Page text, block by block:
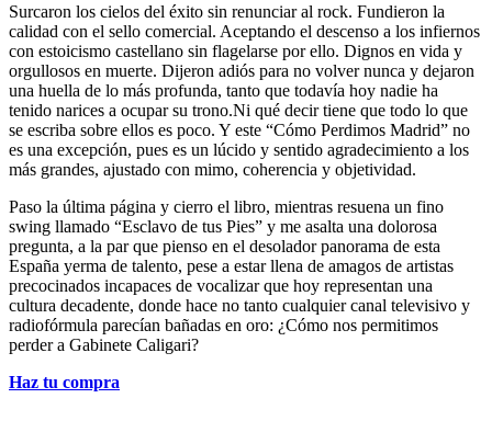
Surcaron los cielos del éxito sin renunciar al rock. Fundieron la
calidad con el sello comercial. Aceptando el descenso a los infiernos
con estoicismo castellano sin flagelarse por ello. Dignos en vida y
orgullosos en muerte. Dijeron adiós para no volver nunca y dejaron
una huella de lo más profunda, tanto que todavía hoy nadie ha
tenido narices a ocupar su trono.Ni qué decir tiene que todo lo que
se escriba sobre ellos es poco. Y este “Cómo Perdimos Madrid” no
es una excepción, pues es un lúcido y sentido agradecimiento a los
más grandes, ajustado con mimo, coherencia y objetividad.
Paso la última página y cierro el libro, mientras resuena un fino
swing llamado “Esclavo de tus Pies” y me asalta una dolorosa
pregunta, a la par que pienso en el desolador panorama de esta
España yerma de talento, pese a estar llena de amagos de artistas
precocinados incapaces de vocalizar que hoy representan una
cultura decadente, donde hace no tanto cualquier canal televisivo y
radiofórmula parecían bañadas en oro: ¿Cómo nos permitimos
perder a Gabinete Caligari?
Haz tu compra